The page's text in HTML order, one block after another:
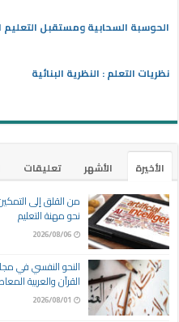
الحوسبة السحابية ومستقبل التعليم
نظريات التعلم : النظرية البنائية
الأخيرة الأشهر تعليقات
من القلق إلى
نحو مهنة التعليم
2026/08/06
النحو النفسي في
القرآن والعربية
2026/08/01